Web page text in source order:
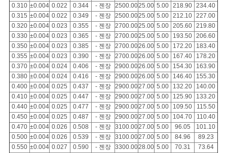
0.310 ±0.004 0.022 0.344 - 젠장 2500.0025.00 5.00 218.90
234.40
0.315 ±0.004 0.022 0.349 - 젠장 2500.0025.00 5.00 212.10
227.00
0.320 ±0.004 0.023 0.355 - 젠장 2700.0025.00 5.00 205.60
219.80
0.330 ±0.004 0.023 0.365 - 젠장 2700.0025.00 5.00 193.50
206.60
0.350 ±0.004 0.023 0.385 - 젠장 2700.0026.00 5.00 172.20
183.40
0.355 ±0.004 0.023 0.390 - 젠장 2700.0026.00 5.00 167.40
178.20
0.370 ±0.004 0.024 0.406 - 젠장 2900.0026.00 5.00 154.30
163.90
0.380 ±0.004 0.024 0.416 - 젠장 2900.0026.00 5.00 146.40
155.30
0.400 ±0.004 0.025 0.437 - 젠장 2900.0027.00 5.00 132.20
140.00
0.410 ±0.004 0.025 0.447 - 젠장 2900.0027.00 5.00 125.90
133.20
0.440 ±0.004 0.025 0.477 - 젠장 2900.0027.00 5.00 109.50
115.50
0.450 ±0.004 0.025 0.487 - 젠장 2900.0027.00 5.00 104.70
110.40
0.470 ±0.004 0.026 0.508 - 젠장 3100.0027.00 5.00 96.05
101.10
0.500 ±0.004 0.026 0.539 - 젠장 3100.0027.00 5.00 84.96
89.23
0.550 ±0.004 0.027 0.590 - 젠장 3300.0028.00 5.00 70.31
73.64